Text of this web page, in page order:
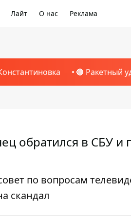
Лайт О нас Реклама
🔴 Ракетный
обратился в СБУ и
по вопросам
скандал